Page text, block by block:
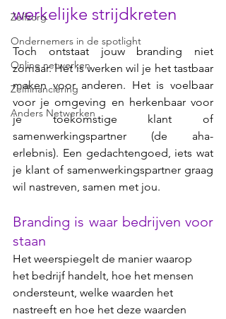
Zelfzorg
Ondernemers in de spotlight
Online netwerken
Zelffinanciering
Anders Netwerken
werkelijke strijdkreten
Toch ontstaat jouw branding niet
zomaar. Het is werken wil je het tastbaar
maken voor anderen. Het is voelbaar
voor je omgeving en herkenbaar voor
je toekomstige klant of
samenwerkingspartner (de aha-
erlebnis). Een gedachtengoed, iets wat
je klant of samenwerkingspartner graag
wil nastreven, samen met jou.
Branding is waar bedrijven voor
staan
Het weerspiegelt de manier waarop
het bedrijf handelt, hoe het mensen
ondersteunt, welke waarden het
nastreeft en hoe het deze waarden